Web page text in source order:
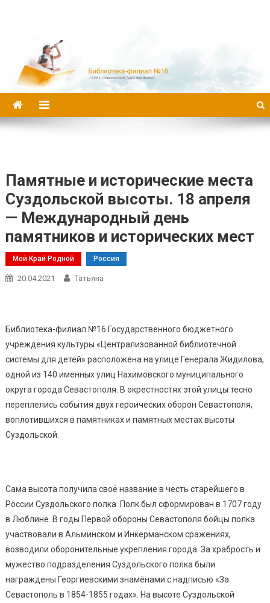
Памятные и исторические места
Суздольской высоты. 18 апреля
— Международный день
памятников и исторических мест
Мой Край Родной Россия
20.04.2021 Татьяна
Библиотека-филиал №16 Государственного бюджетного
учреждения культуры «Централизованной библиотечной
системы для детей» расположена на улице Генерала Жидилова,
одной из 140 именных улиц Нахимовского муниципального
округа города Севастополя. В окрестностях этой улицы тесно
переплелись события двух героических оборон Севастополя,
воплотившихся в памятниках и памятных местах высоты
Суздольской.
Сама высота получила своё название в честь старейшего в
России Суздольского полка. Полк был сформирован в 1707 году
в Люблине. В годы Первой обороны Севастополя бойцы полка
участвовали в Альминском и Инкерманском сражениях,
возводили оборонительные укрепления города. За храбрость и
мужество подразделения Суздольского полка были
награждены Георгиевскими знамёнами с надписью «За
Севастополь в 1854-1855 годах». На высоте Суздольской